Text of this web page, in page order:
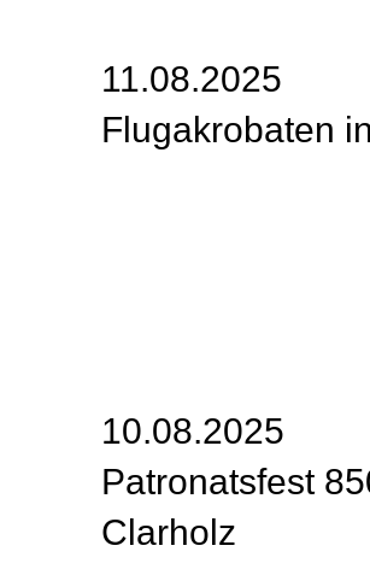
11.08.2025
Flugakrobaten
10.08.2025
Patronatsfest
Clarholz